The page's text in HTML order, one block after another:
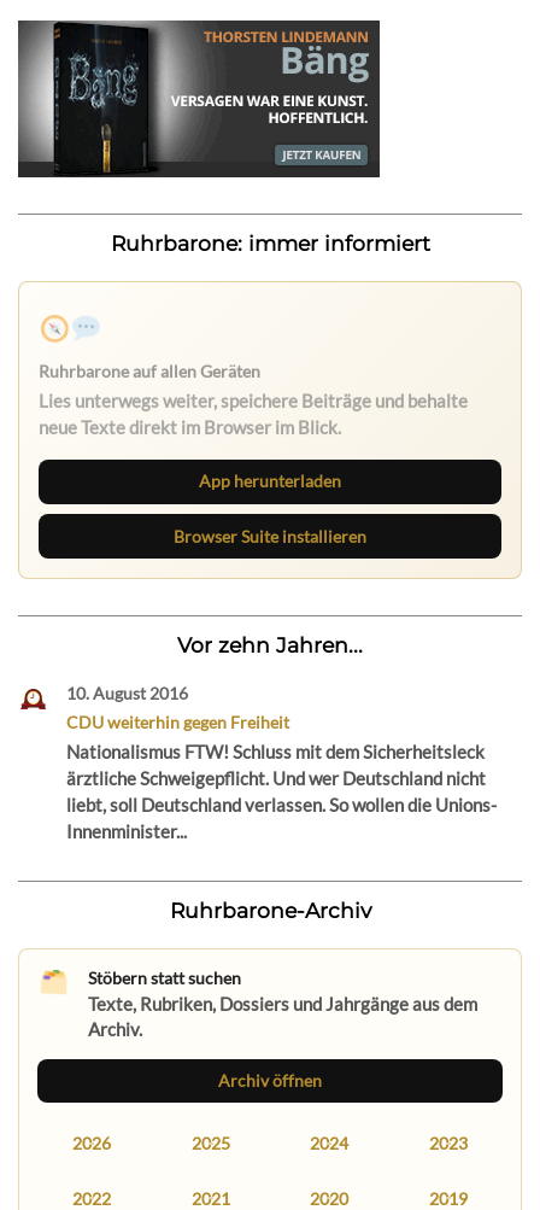
Ruhrbarone: immer informiert
Ruhrbarone auf allen Geräten
Lies unterwegs weiter, speichere Beiträge und behalte
neue Texte direkt im Browser im Blick.
App herunterladen
Browser Suite installieren
Vor zehn Jahren...
10. August 2016
CDU weiterhin gegen Freiheit
Nationalismus FTW! Schluss mit dem Sicherheitsleck
ärztliche Schweigepflicht. Und wer Deutschland nicht
liebt, soll Deutschland verlassen. So wollen die Unions-
Innenminister...
Ruhrbarone-Archiv
Stöbern statt suchen
Texte, Rubriken, Dossiers und Jahrgänge aus dem
Archiv.
Archiv öffnen
2026 2025 2024 2023
2022 2021 2020 2019